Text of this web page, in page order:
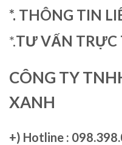
*. THÔNG TIN
*.TƯ VẤN TRỰC
CÔNG TY
XANH
+) Hotline :